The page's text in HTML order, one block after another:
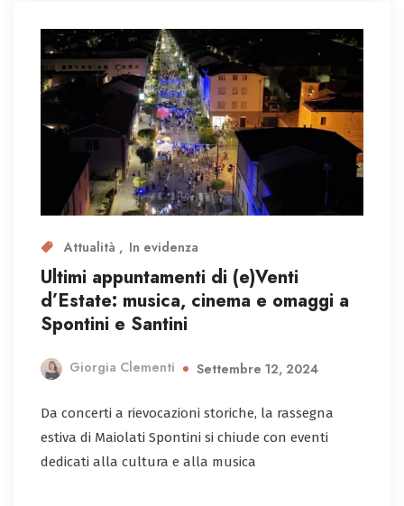
Attualità In evidenza
Ultimi appuntamenti di (e)Venti
d’Estate: musica, cinema e omaggi a
Spontini e Santini
Giorgia Clementi Settembre 12, 2024
Da concerti a rievocazioni storiche, la rassegna
estiva di Maiolati Spontini si chiude con eventi
dedicati alla cultura e alla musica